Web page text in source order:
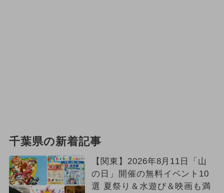
千葉県の新着記事
【関東】2026年8月11日「山
の日」開催の無料イベント10
選 夏祭り＆水遊び＆映画も満